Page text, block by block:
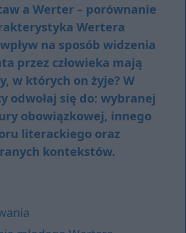
a Werter – porównanie
Wertera
na sposób widzenia
przez człowieka mają
w których on żyje? W
odwołaj się do: wybranej
obowiązkowej, innego
literackiego oraz
kontekstów.